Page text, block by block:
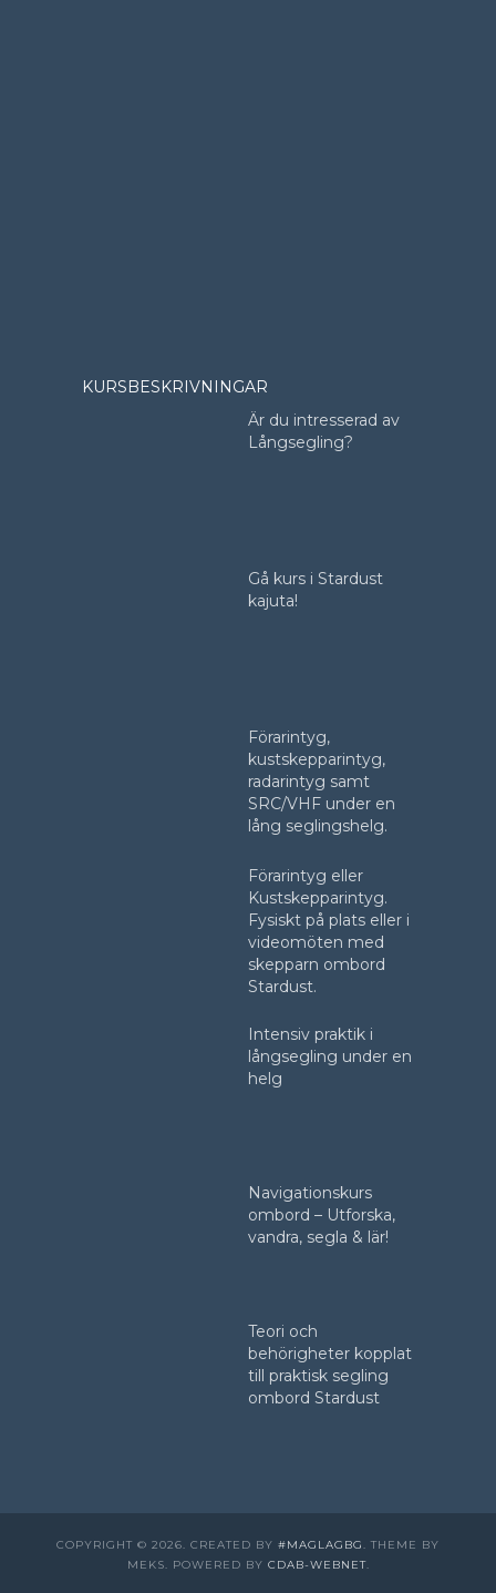
KURSBESKRIVNINGAR
Är du intresserad av
Långsegling?
Gå kurs i Stardust
kajuta!
Förarintyg,
kustskepparintyg,
radarintyg samt
SRC/VHF under en
lång seglingshelg.
Förarintyg eller
Kustskepparintyg.
Fysiskt på plats eller i
videomöten med
skepparn ombord
Stardust.
Intensiv praktik i
långsegling under en
helg
Navigationskurs
ombord – Utforska,
vandra, segla & lär!
Teori och
behörigheter kopplat
till praktisk segling
ombord Stardust
COPYRIGHT © 2026. CREATED BY #MAGLAGBG. THEME BY
MEKS. POWERED BY CDAB-WEBNET.